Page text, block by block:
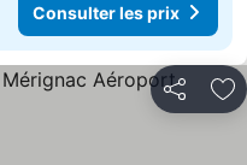
Consulter les prix
Partager